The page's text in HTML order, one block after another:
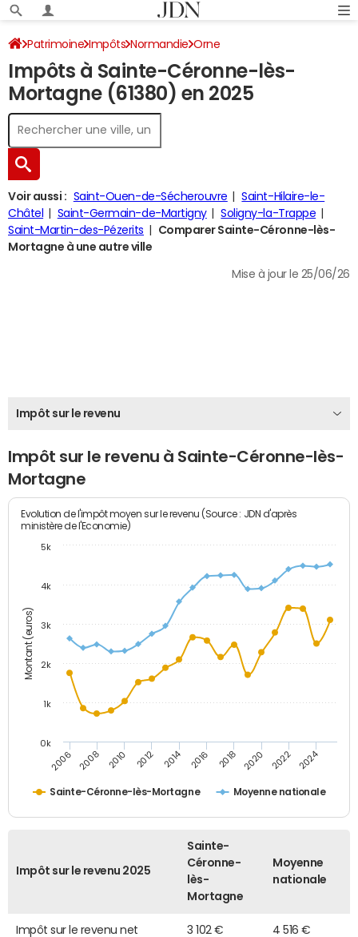
Patrimoine Impôts Normandie Orne
Sainte-Céronne-lès-Mortagne Impôt sur le revenu
Impôts à Sainte-Céronne-lès-
Mortagne (61380) en 2025
Voir aussi : Saint-Ouen-de-Sécherouvre
Saint-Hilaire-le-
Châtel
Saint-Germain-de-Martigny
Soligny-la-Trappe
Saint-Martin-des-Pézerits
Comparer Sainte-Céronne-lès-
Mortagne à une autre ville
Mise à jour le 25/06/26
Impôt sur le revenu
Impôt sur le revenu à Sainte-Céronne-lès-
Mortagne
Montant (euros)
Evolution de l'impôt moyen sur le revenu (Source : JDN d'après
ministère de l'Economie)
Sainte-Céronne-lès-Mortagne Moyenne nationale
2006 2008 2010 2012 2014 2016 2018 2020 2022 2024
0k
1k
2k
3k
4k
5k
Impôt sur le revenu 2025
Sainte-
Céronne-
lès-
Mortagne
Moyenne
nationale
Impôt sur le revenu net
3 102 € 4 516 €